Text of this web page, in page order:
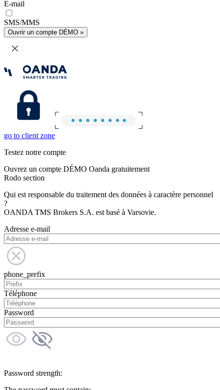
E-mail
SMS/MMS
Ouvrir un compte DÉMO »
go to client zone
Testez notre compte
Ouvrez un compte DÉMO Oanda gratuitement
Rodo section
Qui est responsable du traitement des données à caractère personnel
?
OANDA TMS Brokers S.A. est basé à Varsovie.
Adresse e-mail
phone_prefix
Téléphone
Password
Password strength: